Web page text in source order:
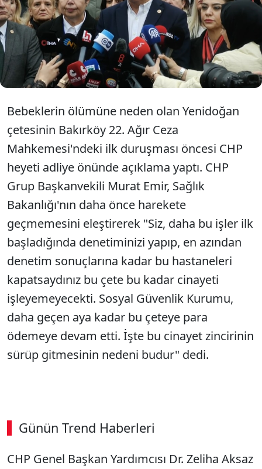
yenidoğan çetesi skandalı davası bugün
görülüyor. CHP heyeti Sağlık Bakanı'nı
istifaya davet etti.
Bebeklerin ölümüne neden olan Yenidoğan
çetesinin Bakırköy 22. Ağır Ceza
Mahkemesi'ndeki ilk duruşması öncesi CHP
heyeti adliye önünde açıklama yaptı. CHP
Grup Başkanvekili Murat Emir, Sağlık
Bakanlığı'nın daha önce harekete
geçmemesini eleştirerek "Siz, daha bu işler ilk
başladığında denetiminizi yapıp, en azından
denetim sonuçlarına kadar bu hastaneleri
kapatsaydınız bu çete bu kadar cinayeti
işleyemeyecekti. Sosyal Güvenlik Kurumu,
daha geçen aya kadar bu çeteye para
ödemeye devam etti. İşte bu cinayet zincirinin
sürüp gitmesinin nedeni budur" dedi.
Günün Trend Haberleri
CHP Genel Başkan Yardımcısı Dr. Zeliha Aksaz